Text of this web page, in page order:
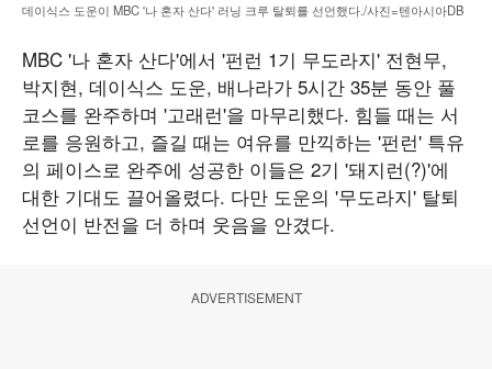
데이식스 도운이 MBC '나 혼자 산다' 러닝 크루 탈퇴를 선언했다./사진=텐아시아DB
MBC '나 혼자 산다'에서 '펀런 1기 무도라지' 전현무,
박지현, 데이식스 도운, 배나라가 5시간 35분 동안 풀
코스를 완주하며 '고래런'을 마무리했다. 힘들 때는 서
로를 응원하고, 즐길 때는 여유를 만끽하는 '펀런' 특유
의 페이스로 완주에 성공한 이들은 2기 '돼지런(?)'에
대한 기대도 끌어올렸다. 다만 도운의 '무도라지' 탈퇴
선언이 반전을 더 하며 웃음을 안겼다.
ADVERTISEMENT